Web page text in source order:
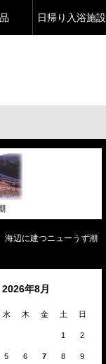
日帰り入浴施設
辺に建つニューうず潮
2026年8月
水 木 金 土 日
1 2
5 6 7 8 9